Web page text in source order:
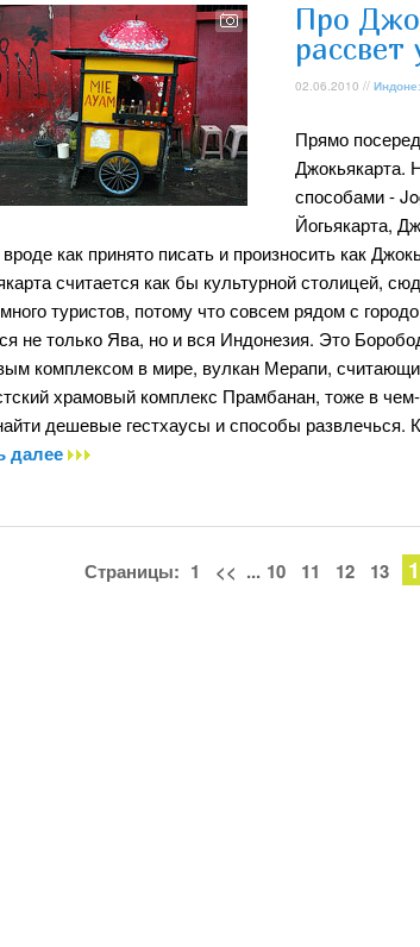
Про
02.06.2010 //
Прямо
Джокьякарта.
способами -
Йогьякарта,
как принято писать и произносить как
считается как бы культурной столицей,
туристов, потому что совсем рядом с
не только Ява, но и вся Индонезия. Это
комплексом в мире, вулкан Мерапи,
храмовый комплекс Прамбанан, тоже в
дешевые гестхаусы и способы развлечься.
далее
Страницы: 1 << ... 10 11 12 13